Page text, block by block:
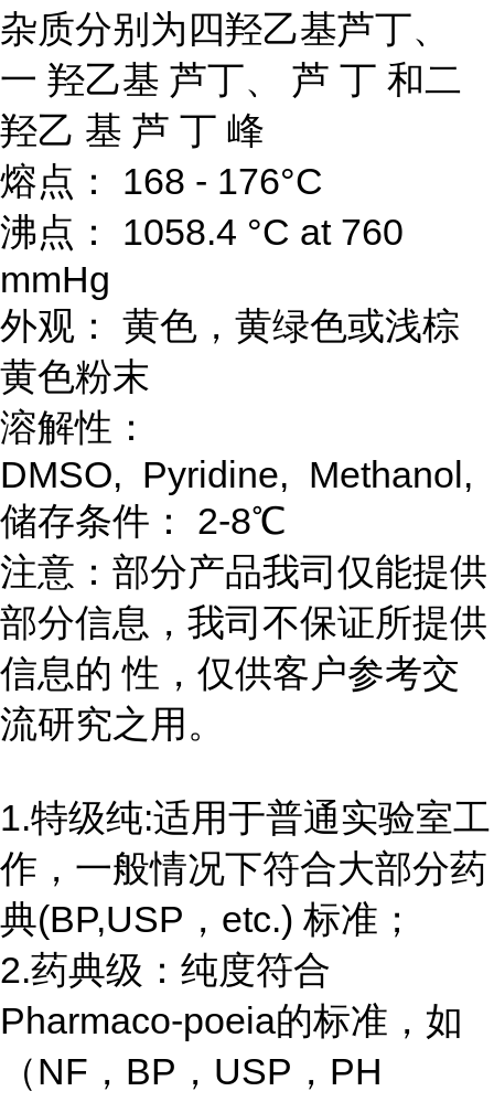
杂质分别为四羟乙基芦丁、
一 羟乙基 芦丁、 芦 丁 和二
羟乙 基 芦 丁 峰
熔点： 168 - 176°C
沸点： 1058.4 °C at 760
mmHg
外观： 黄色，黄绿色或浅棕
黄色粉末
溶解性：
DMSO, Pyridine, Methanol,
储存条件： 2-8℃
注意：部分产品我司仅能提供
部分信息，我司不保证所提供
信息的 性，仅供客户参考交
流研究之用。
1.特级纯:适用于普通实验室工
作，一般情况下符合大部分药
典(BP,USP，etc.) 标准；
2.药典级：纯度符合
Pharmaco-poeia的标准，如
（NF，BP，USP，PH